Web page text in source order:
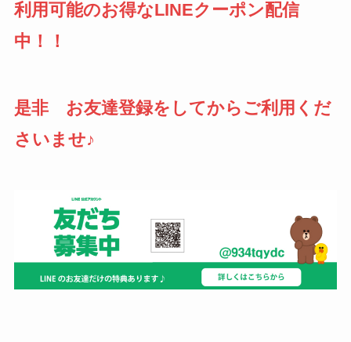
利用可能のお得なLINEクーポン配信
中！！
是非 お友達登録をしてからご利用くだ
さいませ♪